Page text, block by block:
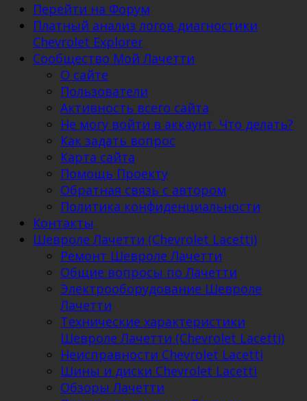
Перейти на Форум
Платный анализ логов диагностики
Chevrolet Explorer
Сообщество Мой Лачетти
О сайте
Пользователи
Активность всего сайта
Не могу войти в аккаунт. Что делать?
Как задать вопрос
Карта сайта
Помощь Проекту
Обратная связь с автором
Политика конфиденциальности
Контакты
Шевроле Лачетти (Chevrolet Lacetti)
Ремонт Шевроле Лачетти
Общие вопросы по Лачетти
Электрооборудование Шевроле
Лачетти
Технические характеристики
Шевроле Лачетти (Chevrolet Lacetti)
Неисправности Chevrolet Lacetti
Шины и диски Chevrolet Lacetti
Обзоры Лачетти